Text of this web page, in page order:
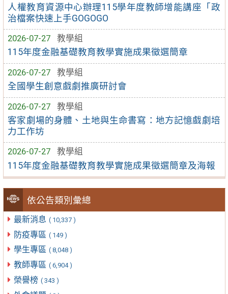
人權教育資源中心辦理115學年度教師增能講座「政
治檔案快速上手GOGOGO
2026-07-27
教學組
115年度金融基礎教育教學實施成果徵選簡章
2026-07-27
教學組
全國學生創意戲劇推廣研討會
2026-07-27
教學組
客家劇場的身體、土地與生命書寫：地方記憶戲劇培
力工作坊
2026-07-27
教學組
115年度金融基礎教育教學實施成果徵選簡章及海報
依公告類別彙總
最新消息 ( 10,337 )
防疫專區 ( 149 )
學生專區 ( 8,048 )
教師專區 ( 6,904 )
榮譽榜 ( 343 )